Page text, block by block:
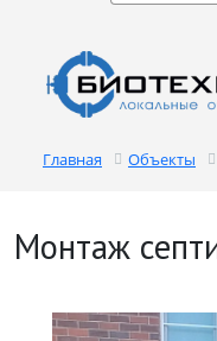
Главная Объекты
Монтаж